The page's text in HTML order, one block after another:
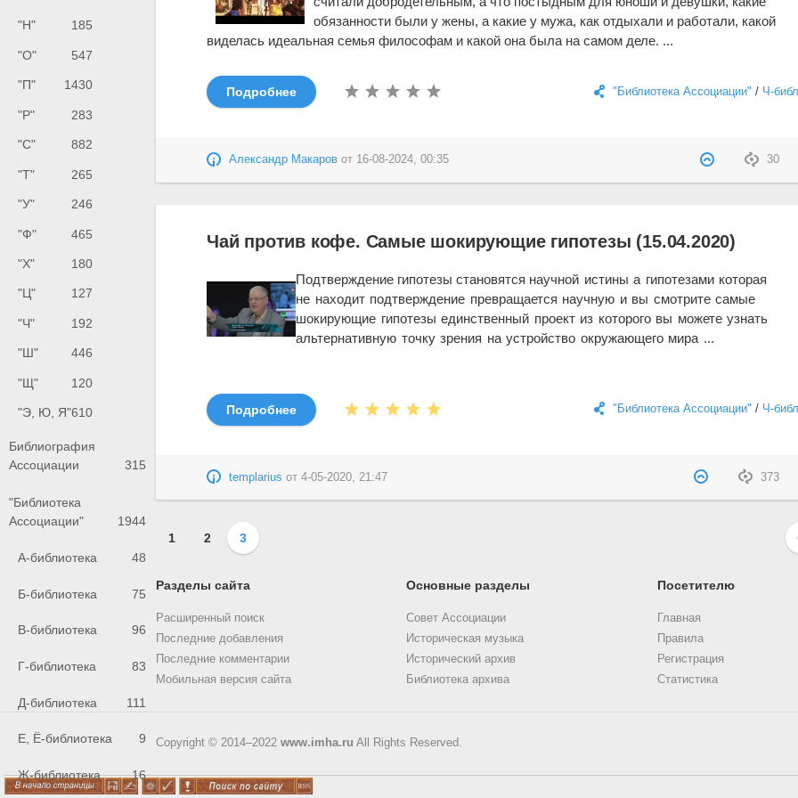
"Н" 185
"О" 547
"П" 1430
"Р" 283
"С" 882
"Т" 265
"У" 246
"Ф" 465
"Х" 180
"Ц" 127
"Ч" 192
"Ш" 446
"Щ" 120
"Э, Ю, Я"610
Библиография
Ассоциации
315
"Библиотека
Ассоциации"
1944
А-библиотека 48
Б-библиотека 75
В-библиотека 96
Г-библиотека 83
Д-библиотека 111
Е, Ё-библиотека 9
Ж-библиотека 16
обязанности были у жены, а какие у мужа, как отдыхали и работали, какой
виделась идеальная семья философам и какой она была на самом деле. ...
"Библиотека Ассоциации" / Ч-
Подробнее
30
Александр Макаров от 16-08-2024, 00:35
Чай против кофе. Самые шокирующие гипотезы (15.04.2020)
Подтверждение гипотезы становятся научной истины а гипотезами которая
не находит подтверждение превращается научную и вы смотрите самые
шокирующие гипотезыединственный проект из которого вы можете узнать
альтернативную точкузрения на устройство окружающего мира ...
"Библиотека Ассоциации" / Ч-
Подробнее
373
templarius от4-05-2020, 21:47
1 2 3
Разделы сайта
Расширенный поиск
Последние добавления
Последние комментарии
Мобильная версия сайта
Основные разделы
Совет Ассоциации
Историческая музыка
Исторический архив
Библиотека архива
Посетителю
Главная
Правила
Регистрация
Статистика
Copyright © 2014–2022 www.imha.ru All Rights Reserved.